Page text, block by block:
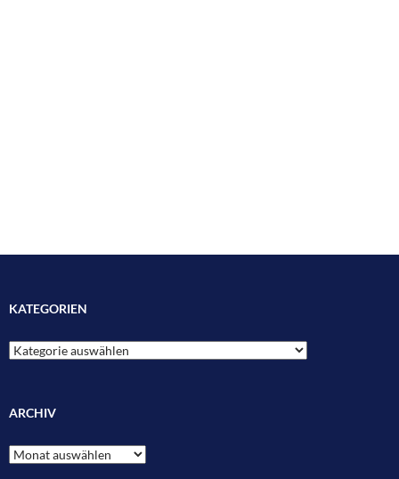
KATEGORIEN
Kategorien
ARCHIV
Archiv